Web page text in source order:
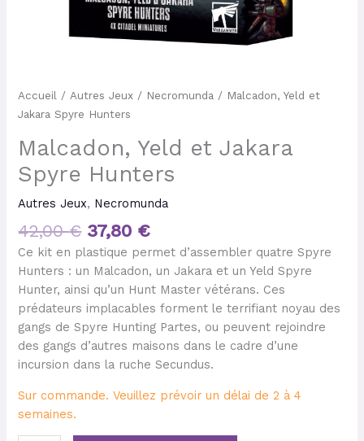
Accueil /Autres Jeux / Necromunda / Malcadon, Yeld et
Jakara Spyre Hunters
Malcadon, Yeld et Jakara
Spyre Hunters
Autres Jeux, Necromunda
42,00€ 37,80 €
Ce kit en plastique permet d’assembler quatre Spyre
Hunters : un Malcadon, un Jakara et un Yeld Spyre
Hunter, ainsi qu’un Hunt Master vétérans. Ces
prédateurs implacables forment le terrifiant noyau des
gangs de Spyre Hunting Partes, ou peuvent rejoindre
des gangs d’autres maisons dans le cadre d’une
incursion dans la ruche Secundus.
Sur commande. Veuillez prévoir un délai de 2 à 4
semaines.